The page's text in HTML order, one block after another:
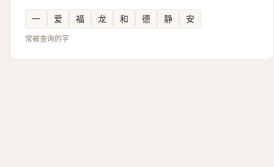
一 爱 福 龙 和 德 静 安
常被查询的字